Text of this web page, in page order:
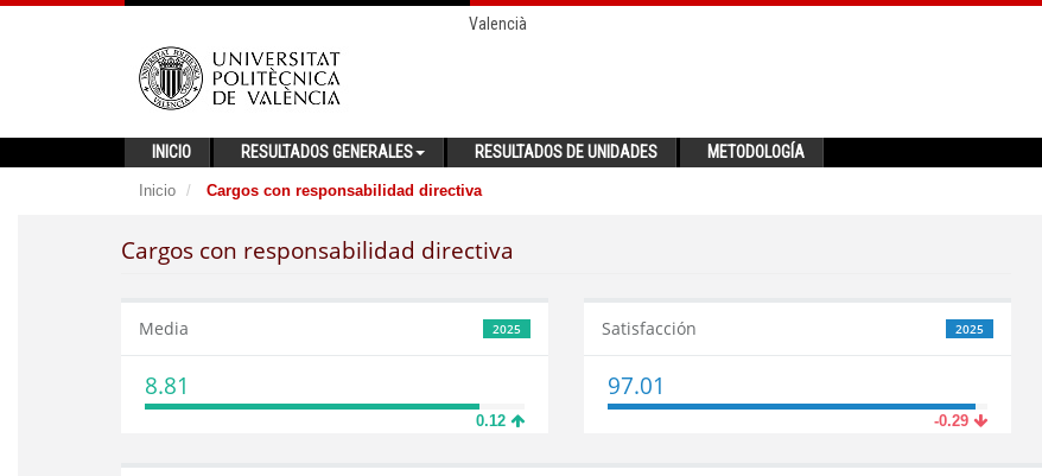
Valencià
INICIO RESULTADOS GENERALES RESULTADOS DE UNIDADES METODOLOGÍA
Inicio Cargos con responsabilidad directiva
Cargos con responsabilidad directiva
2025
Media
8.81
0.12
2025
Satisfacción
97.01
-0.29